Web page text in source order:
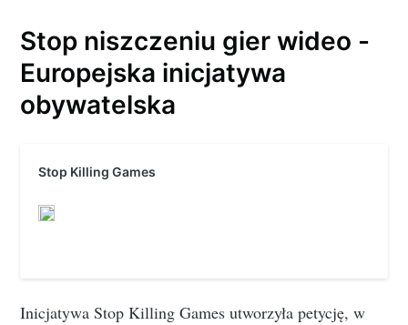
Stop niszczeniu gier wideo -
Europejska inicjatywa
obywatelska
Stop Killing Games
Inicjatywa Stop Killing Games utworzyła petycję, w